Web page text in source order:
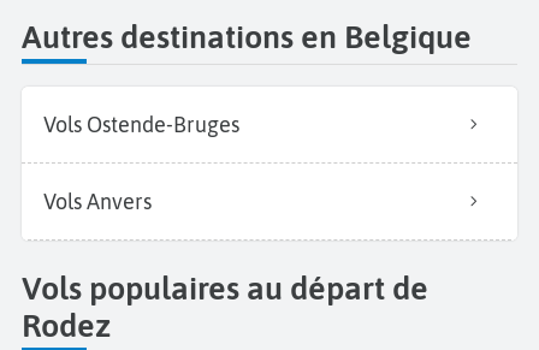
Autres destinations en Belgique
Vols Ostende-Bruges
Vols Anvers
Vols populaires au départ de
Rodez